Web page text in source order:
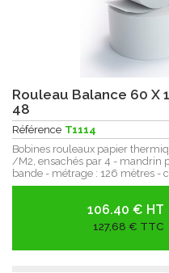
Rouleau Balance 60 X
48
Référence T1114
Bobines rouleaux papier
/M2, ensachés par 4 - mandrin
bande - métrage : 126 mètres -
106.40 € HT
127,68 € TTC